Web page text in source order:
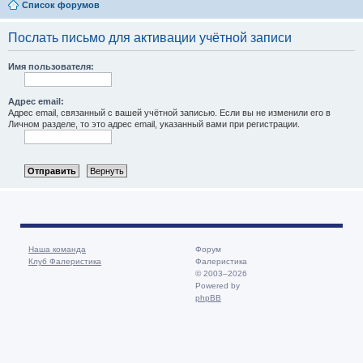
Список форумов
Послать письмо для активации учётной записи
Имя пользователя:
Адрес email:
Адрес email, связанный с вашей учётной записью. Если вы не изменили его в
Личном разделе, то это адрес email, указанный вами при регистрации.
Наша команда
Клуб Фалеристика
Форум
Фалеристика
© 2003–2026
Powered by
phpBB